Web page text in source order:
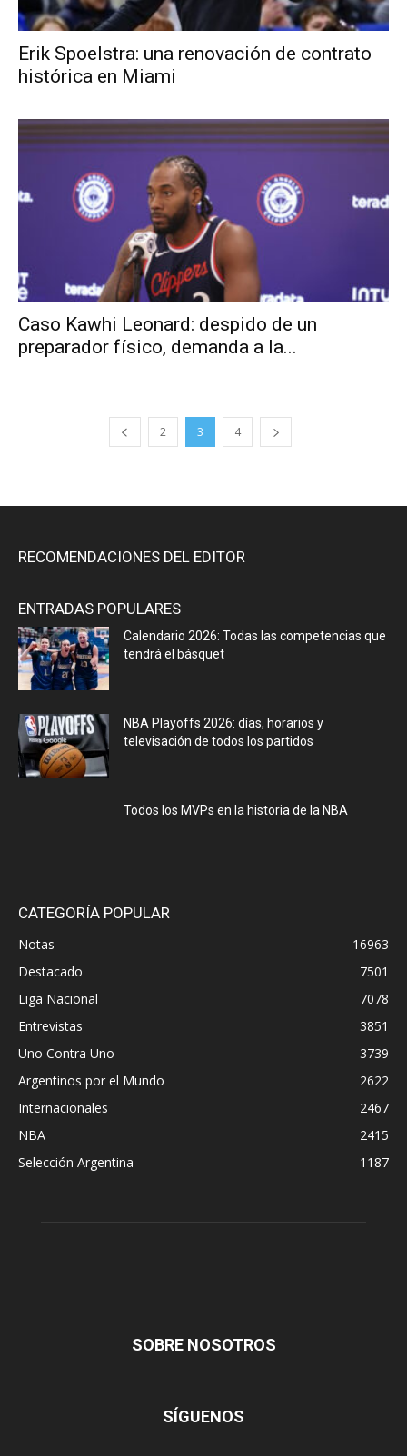
Erik Spoelstra: una renovación de contrato
histórica en Miami
Caso Kawhi Leonard: despido de un
preparador físico, demanda a la...
2 3 4
RECOMENDACIONES DEL EDITOR
ENTRADAS POPULARES
Calendario 2026: Todas las competencias que
tendrá el básquet
NBA Playoffs 2026: días, horarios y
televisación de todos los partidos
Todos los MVPs en la historia de la NBA
CATEGORÍA POPULAR
Notas
16963
Destacado
7501
Liga Nacional
7078
Entrevistas
3851
Uno Contra Uno
3739
Argentinos por el Mundo
2622
Internacionales
2467
NBA
2415
Selección Argentina
1187
SOBRE NOSOTROS
SÍGUENOS